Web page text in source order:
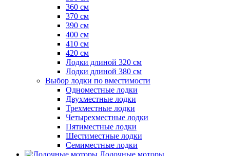
360 см
370 см
390 см
400 см
410 см
420 см
Лодки длиной 320 см
Лодки длиной 380 см
Выбор лодки по вместимости
Одноместные лодки
Двухместные лодки
Трехместные лодки
Четырехместные лодки
Пятиместные лодки
Шестиместные лодки
Семиместные лодки
Лодочные моторы